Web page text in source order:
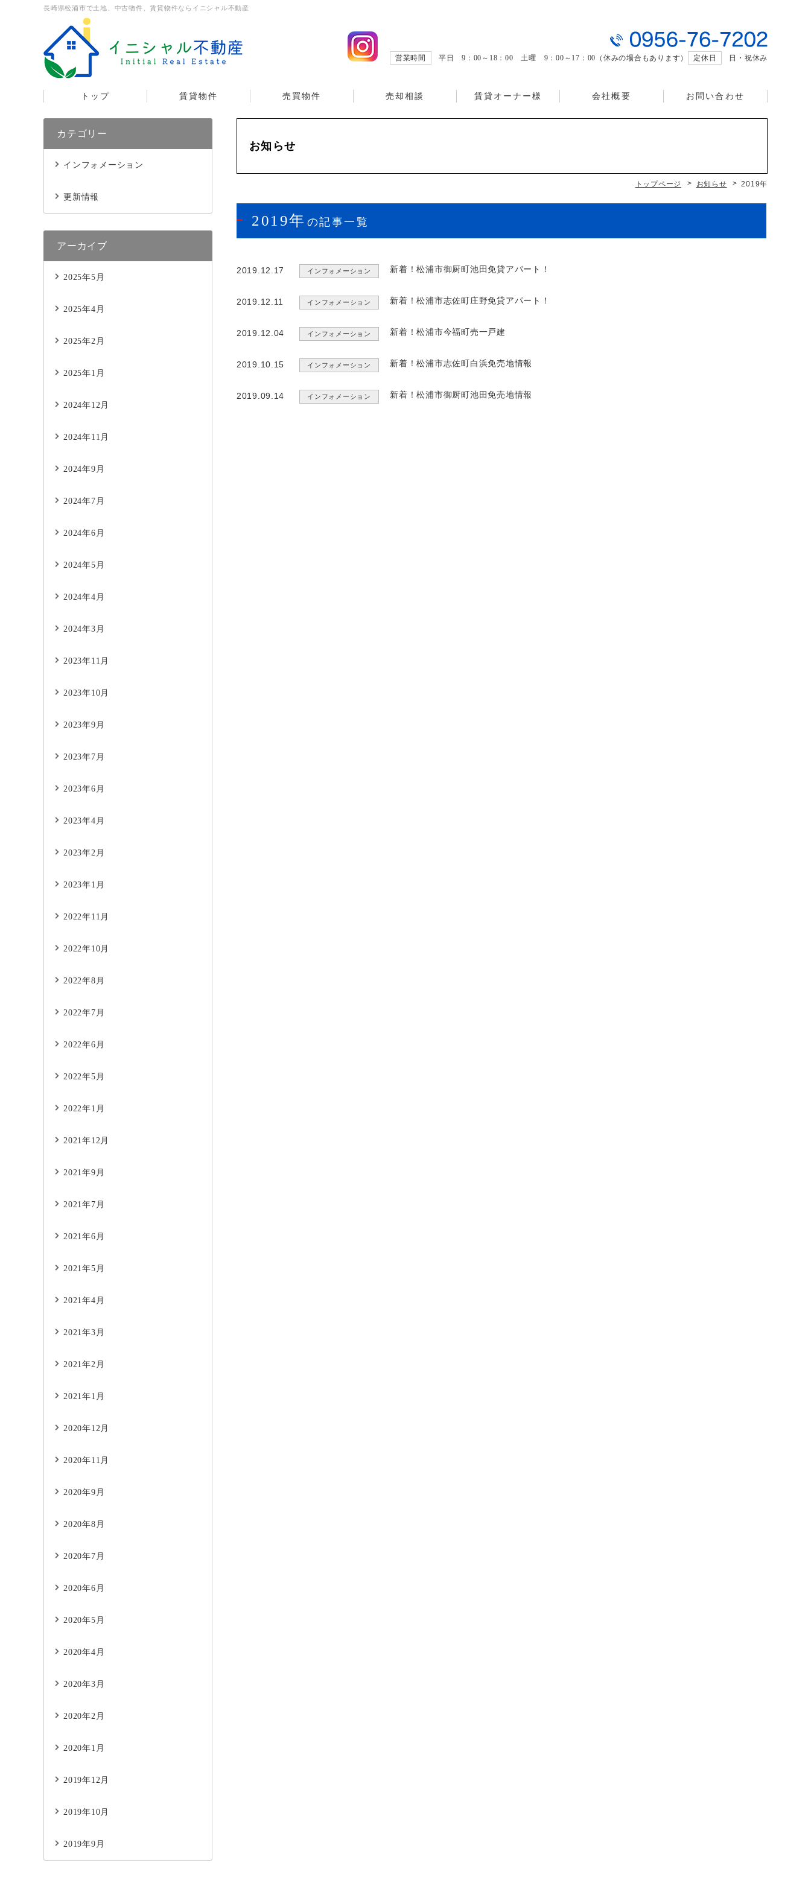
長崎県松浦市で土地、中古物件、賃貸物件ならイニシャル不動産
営業時間 平日 9：00～18：00 土曜 9：00～17：00（休みの場合もあります） 定休日 日・祝休み
トップ 賃貸物件 売買物件 売却相談 賃貸オーナー様 会社概要 お問い合わせ
お知らせ
トップページ お知らせ 2019年
2019年 の記事一覧
2019.12.17 インフォメーション 新着！松浦市御厨町池田免貸アパート！
2019.12.11 インフォメーション 新着！松浦市志佐町庄野免貸アパート！
2019.12.04 インフォメーション 新着！松浦市今福町売一戸建
2019.10.15 インフォメーション 新着！松浦市志佐町白浜免売地情報
2019.09.14 インフォメーション 新着！松浦市御厨町池田免売地情報
カテゴリー
インフォメーション
更新情報
アーカイブ
2025年5月
2025年4月
2025年2月
2025年1月
2024年12月
2024年11月
2024年9月
2024年7月
2024年6月
2024年5月
2024年4月
2024年3月
2023年11月
2023年10月
2023年9月
2023年7月
2023年6月
2023年4月
2023年2月
2023年1月
2022年11月
2022年10月
2022年8月
2022年7月
2022年6月
2022年5月
2022年1月
2021年12月
2021年9月
2021年7月
2021年6月
2021年5月
2021年4月
2021年3月
2021年2月
2021年1月
2020年12月
2020年11月
2020年9月
2020年8月
2020年7月
2020年6月
2020年5月
2020年4月
2020年3月
2020年2月
2020年1月
2019年12月
2019年10月
2019年9月